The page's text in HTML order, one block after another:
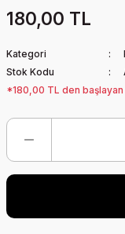
180,00 TL
Kategori
Stok Kodu
*180,00 TL den